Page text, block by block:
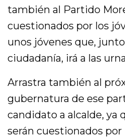
también al Partido
cuestionados por los
unos jóvenes que,
ciudadanía, irá a las
Arrastra también al
gubernatura de ese
candidato a alcalde, ya
serán cuestionados